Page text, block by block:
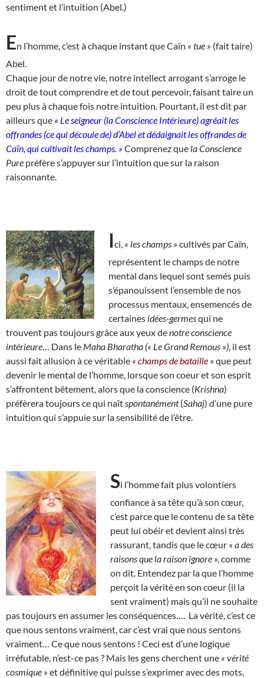
sentiment et l’intuition (Abel.)
En l’homme, c’est à chaque instant que Caïn « tue » (fait taire)
Abel.
Chaque jour de notre vie, notre intellect arrogant s’arroge le
droit de tout comprendre et de tout percevoir, faisant taire un
peu plus à chaque fois notre intuition. Pourtant, il est dit par
ailleurs que « Le seigneur (la Conscience Intérieure) agréait les
offrandes (ce qui découle de) d’Abel et dédaignait les offrandes de
Caïn, qui cultivait les champs. » Comprenez que la Conscience
Pure préfère s’appuyer sur l’intuition que sur la raison
raisonnante.
Ici, « les champs » cultivés par Caïn,
représentent le champs de notre
mental dans lequel sont semés puis
s’épanouissent l’ensemble de nos
processus mentaux, ensemencés de
certaines idées-germesqui ne
trouvent pas toujours grâce aux yeux denotre conscience
intérieure … Dans le Maha Bharatha (« Le Grand Remous ») , il est
aussi fait allusion à ce véritable « champs de bataille » que peut
devenir le mental de l’homme, lorsque son coeur et son esprit
s’affrontent bêtement, alors que la conscience (Krishna)
préfèrera toujours ce qui naît spontanément(Sahaj) d’une pure
intuition qui s’appuie sur la sensibilité de l’être.
Si l’homme fait plus volontiers
confiance à sa tête qu’à son cœur,
c’est parce que le contenu de sa tête
peut lui obéir et devient ainsi très
rassurant, tandis que le cœur « a des
raisons que la raison ignore », comme
on dit. Entendez par la que l’homme
perçoit la vérité en son coeur (il la
sent vraiment) mais qu’il ne souhaite
pas toujours en assumer les conséquences…. La vérité, c’est ce
que nous sentons vraiment, car c’est vrai que nous sentons
vraiment… Ce que nous sentons ! Ceci est d’une logique
irréfutable, n’est-ce pas ? Mais les gens cherchent une « vérité
cosmique » et définitive qui puisse s’exprimer avec des mots,